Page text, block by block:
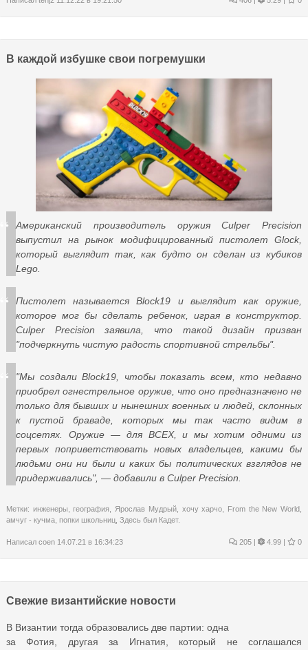
В каждой избушке свои погремушки
Американский производитель оружия Culper Precision
выпустил на рынок модифицированный пистолет Glock,
который выглядит так, как будто он сделан из кубиков
Lego.
Пистолет называется Block19 и выглядит как оружие,
которое мог бы сделать ребенок, играя в конструктор.
Culper Precision заявила, что такой дизайн призван
"подчеркнуть чистую радость спортивной стрельбы".
"Мы создали Block19, чтобы показать всем, кто недавно
приобрел огнестрельное оружие, что оно предназначено не
только для бывших и нынешних военных и людей, склонных
к пустой браваде, которых мы так часто видим в
соцсетях. Оружие — для ВСЕХ, и мы хотим одними из
первых поприветствовать новых владельцев, какими бы
людьми они ни были и каких бы политических взглядов не
придерживались", — добавили в Culper Precision.
Метки: инженеры ,география Ярослав Мудрый, хочу харчо From the New World
амчуг - кучма попки школьниц Здесь был Кадет.
Написал coen 14.07.21 в 16:34:23 205 | 4.99 | 0
Свежие византийские новости
В Византии тогда образовались две партии: одна
за Фотия, другая за Игнатия, который не соглашался